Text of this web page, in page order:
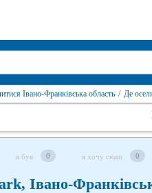
Івано-Франківська область / Де
я був 0 я хочу сюди 0
Івано-